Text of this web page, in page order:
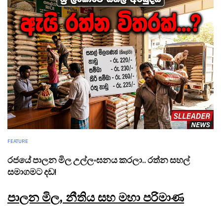
FEATURE
රජයේ පාලන මිල උල්ලංඝනය කරලා.. රත්න සහල්
සමාගමට දඩ!
පාලන මිල, නීතිය සහ මහා පරිමාණ